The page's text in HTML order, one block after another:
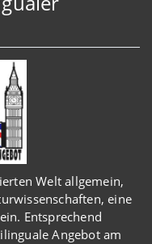
Welt allgemein,
eine
Entsprechend
Angebot am